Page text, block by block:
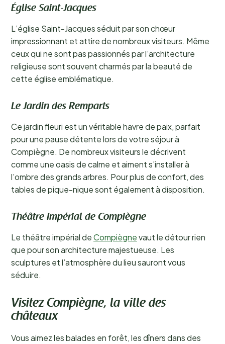
Église Saint-Jacques
L’église Saint-Jacques séduit par son chœur
impressionnant et attire de nombreux visiteurs. Même
ceux qui ne sont pas passionnés par l’architecture
religieuse sont souvent charmés par la beauté de
cette église emblématique.
Le Jardin des Remparts
Ce jardin fleuri est un véritable havre de paix, parfait
pour une pause détente lors de votre séjour à
Compiègne. De nombreux visiteurs le décrivent
comme une oasis de calme et aiment s’installer à
l’ombre des grands arbres. Pour plus de confort, des
tables de pique-nique sont également à disposition.
Théâtre Impérial de Compiègne
Le théâtre impérial deCompiègnevaut le détour rien
que pour son architecture majestueuse. Les
sculptures et l’atmosphère du lieu sauront vous
séduire.
Visitez Compiègne, la ville des
châteaux
Vous aimez les balades en forêt, les dîners dans des